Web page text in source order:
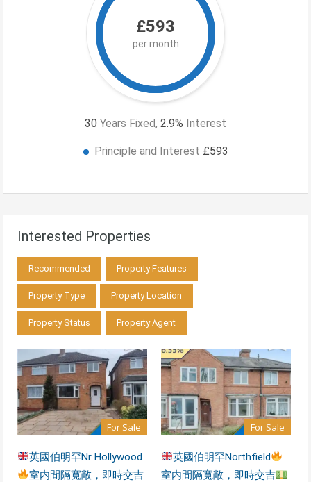
£593
per month
30 Years Fixed, 2.9% Interest
Principle and Interest £593
Interested Properties
Recommended Property Features
Property Type Property Location
Property Status Property Agent
For Sale
英國伯明罕Nr Hollywood
室内間隔寬敞，即時交吉
For Sale
英國伯明罕Northfield
室内間隔寬敞，即時交吉